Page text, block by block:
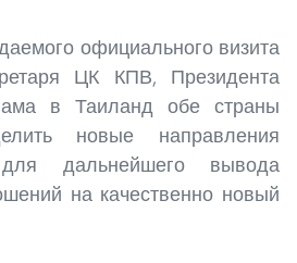
официального визита
ЦК КПВ, Президента
в Таиланд обе страны
новые направления
для дальнейшего вывода
на качественно новый